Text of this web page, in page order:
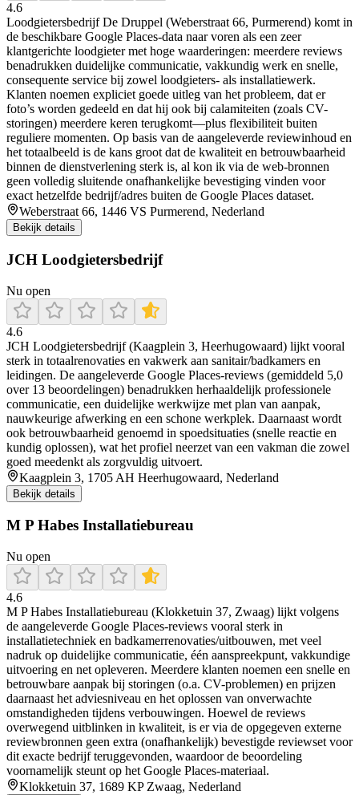
4.6
Loodgietersbedrijf De Druppel (Weberstraat 66, Purmerend) komt in
de beschikbare Google Places-data naar voren als een zeer
klantgerichte loodgieter met hoge waarderingen: meerdere reviews
benadrukken duidelijke communicatie, vakkundig werk en snelle,
consequente service bij zowel loodgieters- als installatiewerk.
Klanten noemen expliciet goede uitleg van het probleem, dat er
foto’s worden gedeeld en dat hij ook bij calamiteiten (zoals CV-
storingen) meerdere keren terugkomt—plus flexibiliteit buiten
reguliere momenten. Op basis van de aangeleverde reviewinhoud en
het totaalbeeld is de kans groot dat de kwaliteit en betrouwbaarheid
binnen de dienstverlening sterk is, al kon ik via de web-bronnen
geen volledig sluitende onafhankelijke bevestiging vinden voor
exact hetzelfde bedrijf/adres buiten de Google Places dataset.
Weberstraat 66, 1446 VS Purmerend, Nederland
Bekijk details
JCH Loodgietersbedrijf
Nu open
4.6
JCH Loodgietersbedrijf (Kaagplein 3, Heerhugowaard) lijkt vooral
sterk in totaalrenovaties en vakwerk aan sanitair/badkamers en
leidingen. De aangeleverde Google Places-reviews (gemiddeld 5,0
over 13 beoordelingen) benadrukken herhaaldelijk professionele
communicatie, een duidelijke werkwijze met plan van aanpak,
nauwkeurige afwerking en een schone werkplek. Daarnaast wordt
ook betrouwbaarheid genoemd in spoedsituaties (snelle reactie en
kundig oplossen), wat het profiel neerzet van een vakman die zowel
goed meedenkt als zorgvuldig uitvoert.
Kaagplein 3, 1705 AH Heerhugowaard, Nederland
Bekijk details
M P Habes Installatiebureau
Nu open
4.6
M P Habes Installatiebureau (Klokketuin 37, Zwaag) lijkt volgens
de aangeleverde Google Places-reviews vooral sterk in
installatietechniek en badkamerrenovaties/uitbouwen, met veel
nadruk op duidelijke communicatie, één aanspreekpunt, vakkundige
uitvoering en net opleveren. Meerdere klanten noemen een snelle en
betrouwbare aanpak bij storingen (o.a. CV-problemen) en prijzen
daarnaast het adviesniveau en het oplossen van onverwachte
omstandigheden tijdens verbouwingen. Hoewel de reviews
overwegend uitblinken in kwaliteit, is er via de opgegeven externe
reviewbronnen geen extra (onafhankelijk) bevestigde reviewset voor
dit exacte bedrijf teruggevonden, waardoor de beoordeling
voornamelijk steunt op het Google Places-materiaal.
Klokketuin 37, 1689 KP Zwaag, Nederland